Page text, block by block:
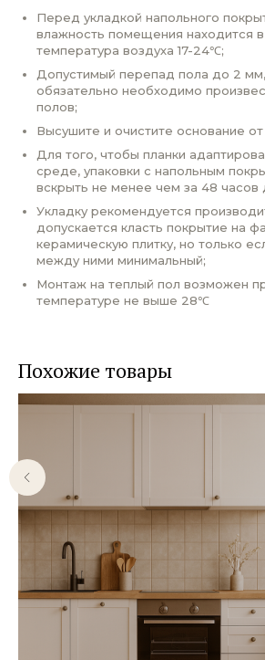
Перед укладкой напольного
влажность помещения находится
температура воздуха 17-24℃;
Допустимый перепад пола до 2
обязательно необходимо
полов;
Высушите и очистите основание от
Для того, чтобы планки
среде, упаковки с напольным
вскрыть не менее чем за 48 часов
Укладку рекомендуется
допускается класть покрытие на
керамическую плитку, но только
между ними минимальный;
Монтаж на теплый пол возможен
температуре не выше 28℃
Похожие товары